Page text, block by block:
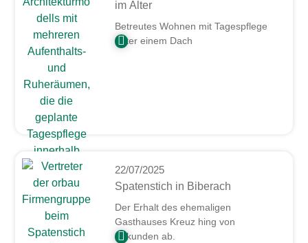
im Alter
Betreutes Wohnen mit Tagespflege
unter einem Dach
22/07/2025
Spatenstich in Biberach
Der Erhalt des ehemaligen
Gasthauses Kreuz hing von
Sekunden ab.